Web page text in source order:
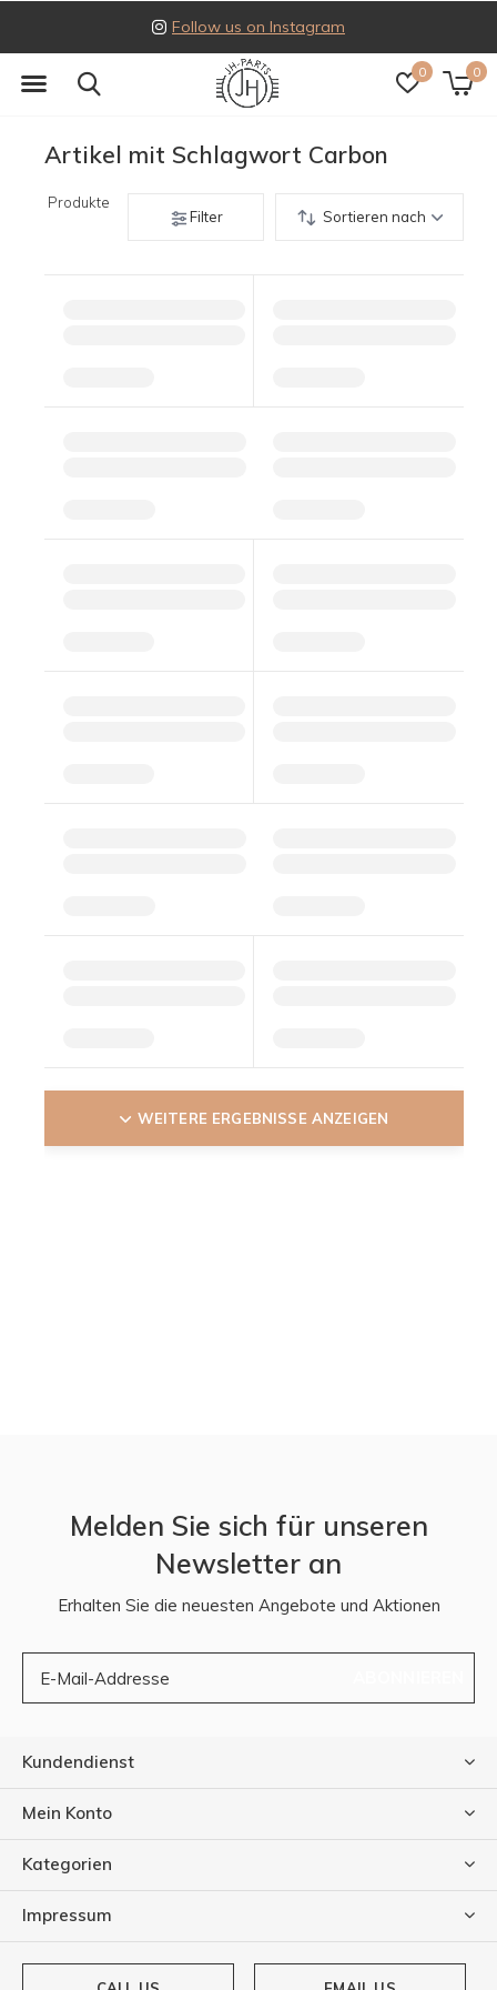
0 0
Follow us on Instagram
Artikel mit Schlagwort Carbon
Produkte
Filter
Sortieren nach
WEITERE ERGEBNISSE ANZEIGEN
Melden Sie sich für unseren
Newsletter an
Erhalten Sie die neuesten Angebote und Aktionen
Kundendienst
Mein Konto
Kategorien
Impressum